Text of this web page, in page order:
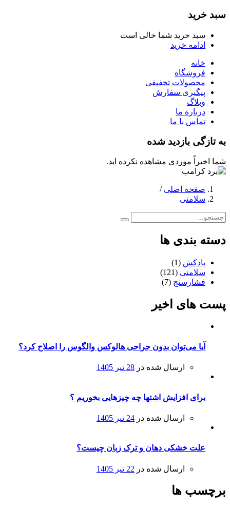
سبد خرید
سبد خرید شما خالی است
ادامه خرید
خانه
فروشگاه
محصولات تخفیفی
پیگیری سفارش
وبلاگ
درباره ما
تماس با ما
به تازگی بازدید شده
شما اخیراً موردی مشاهده نکرده اید.
صفحه اصلی /
سلامتی
دسته بندی ها
بادکش (1)
سلامتی (121)
فشارسنج (7)
پست های اخیر
آیا می‌توان بدون جراحی هالوکس والگوس را اصلاح کرد؟
ارسال شده در 28 تیر 1405
برای افزایش اشتها چه چیزهایی بخوریم ؟
ارسال شده در 24 تیر 1405
علت خشکی دهان و ترک زبان چیست؟
ارسال شده در 22 تیر 1405
برچسب ها